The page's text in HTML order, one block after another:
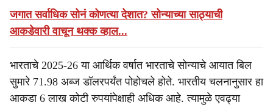
जगात सर्वाधिक सोनं कोणत्या देशात? सोन्याच्या साठ्याची
आकडेवारी वाचून थक्क व्हाल...
भारताचे 2025-26 या आर्थिक वर्षात भारताचे सोन्याचे आयात बिल
सुमारे 71.98 अब्ज डॉलरपर्यंत पोहोचले होते. भारतीय चलनानुसार हा
आकडा 6 लाख कोटी रुपयांपेक्षाही अधिक आहे. त्यामुळे एवढ्या